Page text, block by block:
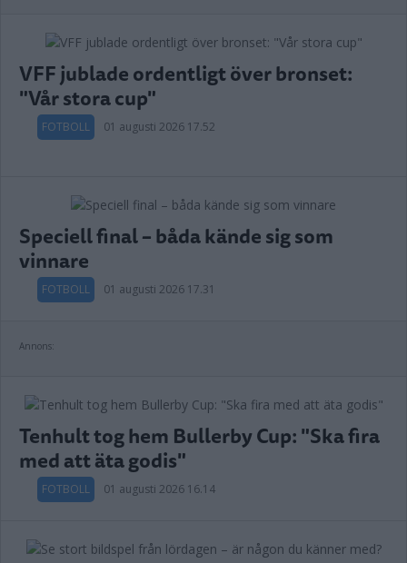
VFF jublade ordentligt över bronset:
"Vår stora cup"
FOTBOLL 01 augusti 2026 17.52
Speciell final – båda kände sig som
vinnare
FOTBOLL 01 augusti 2026 17.31
Annons:
Tenhult tog hem Bullerby Cup: "Ska fira
med att äta godis"
FOTBOLL 01 augusti 2026 16.14